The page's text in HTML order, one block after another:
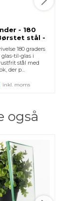
- 180
stål -
13.52-15
180 graders
til-glas i
stål med
der p...
inkl. moms
også